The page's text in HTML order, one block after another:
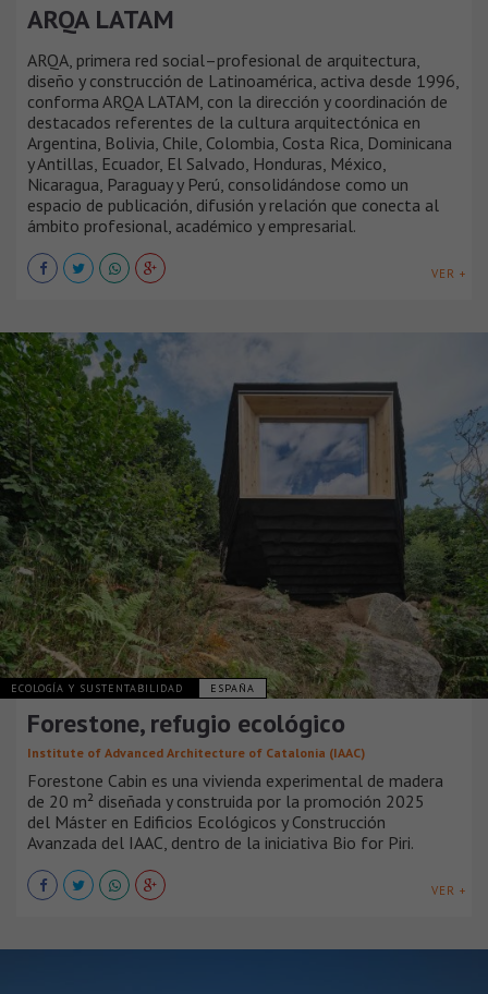
ARQA LATAM
ARQA, primera red social–profesional de arquitectura,
diseño y construcción de Latinoamérica, activa desde 1996,
conforma ARQA LATAM, con la dirección y coordinación de
destacados referentes de la cultura arquitectónica en
Argentina, Bolivia, Chile, Colombia, Costa Rica, Dominicana
y Antillas, Ecuador, El Salvado, Honduras, México,
Nicaragua, Paraguay y Perú, consolidándose como un
espacio de publicación, difusión y relación que conecta al
ámbito profesional, académico y empresarial.
VER +
ECOLOGÍA Y SUSTENTABILIDAD ESPAÑA
Forestone, refugio ecológico
Institute of Advanced Architecture of Catalonia (IAAC)
Forestone Cabin es una vivienda experimental de madera
de 20 m² diseñada y construida por la promoción 2025
del Máster en Edificios Ecológicos y Construcción
Avanzada del IAAC, dentro de la iniciativa Bio for Piri.
VER +